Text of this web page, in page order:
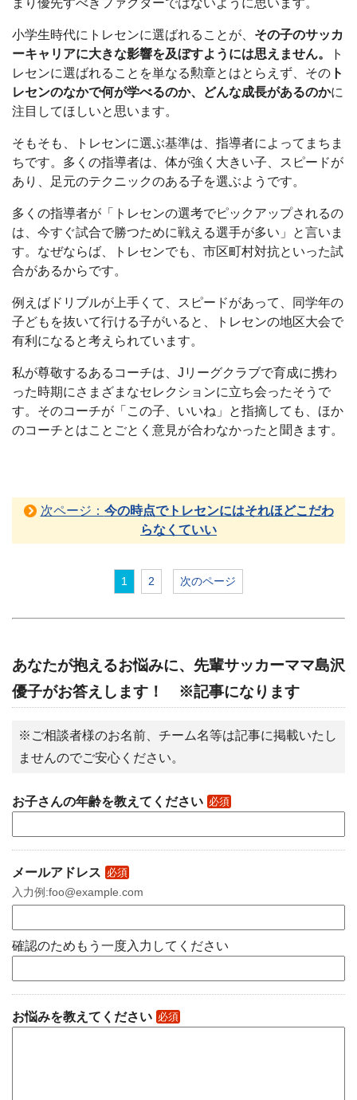
小学生時代にトレセンに選ばれることが、 その子のサッカ
ーキャリアに大きな影響を及ぼすようには思えません。
ト
レセンに選ばれることを単なる勲章とはとらえず、その ト
レセンのなかで何が学べるのか、どんな成長があるのかに
注目してほしいと思います。
そもそも、トレセンに選ぶ基準は、指導者によってまちま
ちです。多くの指導者は、体が強く大きい子、スピードが
あり、足元のテクニックのある子を選ぶようです。
多くの指導者が「トレセンの選考でピックアップされるの
は、今すぐ試合で勝つために戦える選手が多い」と言いま
す。なぜならば、トレセンでも、市区町村対抗といった試
合があるからです。
例えばドリブルが上手くて、スピードがあって、同学年の
子どもを抜いて行ける子がいると、トレセンの地区大会で
有利になると考えられています。
私が尊敬するあるコーチは、Jリーグクラブで育成に携わ
った時期にさまざまなセレクションに立ち会ったそうで
す。そのコーチが「この子、いいね」と指摘しても、ほか
のコーチとはことごとく意見が合わなかったと聞きます。
次ページ： 今の時点でトレセンにはそれほどこだわ
らなくていい
1 2 次のページ
あなたが抱えるお悩みに、先輩サッカーママ島沢
優子がお答えします！ ※記事になります
※ご相談者様のお名前、チーム名等は記事に掲載いたし
ませんのでご安心ください。
お子さんの年齢を教えてください 必須
メールアドレス 必須
入力例:foo@example.com
確認のためもう一度入力してください
お悩みを教えてください 必須